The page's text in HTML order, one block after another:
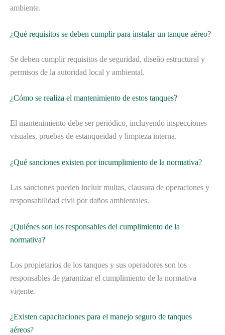
ambiente.
¿Qué requisitos se deben cumplir para instalar un tanque aéreo?
Se deben cumplir requisitos de seguridad, diseño estructural y
permisos de la autoridad local y ambiental.
¿Cómo se realiza el mantenimiento de estos tanques?
El mantenimiento debe ser periódico, incluyendo inspecciones
visuales, pruebas de estanqueidad y limpieza interna.
¿Qué sanciones existen por incumplimiento de la normativa?
Las sanciones pueden incluir multas, clausura de operaciones y
responsabilidad civil por daños ambientales.
¿Quiénes son los responsables del cumplimiento de la
normativa?
Los propietarios de los tanques y sus operadores son los
responsables de garantizar el cumplimiento de la normativa
vigente.
¿Existen capacitaciones para el manejo seguro de tanques
aéreos?